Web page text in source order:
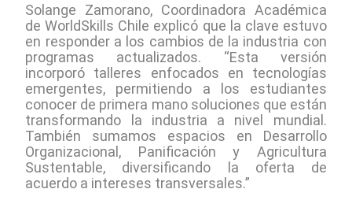
Solange Zamorano, Coordinadora Académica
de WorldSkills Chile explicó que la clave estuvo
en responder a los cambios de la industria con
programas actualizados. “Esta versión
incorporó talleres enfocados en tecnologías
emergentes, permitiendo a los estudiantes
conocer de primera mano soluciones que están
transformando la industria a nivel mundial.
También sumamos espacios en Desarrollo
Organizacional, Panificación y Agricultura
Sustentable, diversificando la oferta de
acuerdo a intereses transversales.”